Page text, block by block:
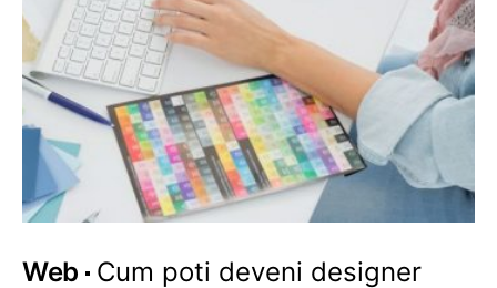
Web
Cum poti deveni designer